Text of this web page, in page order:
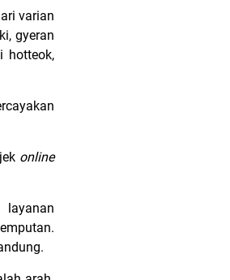
varian
gyeran
hotteok,
online
layanan